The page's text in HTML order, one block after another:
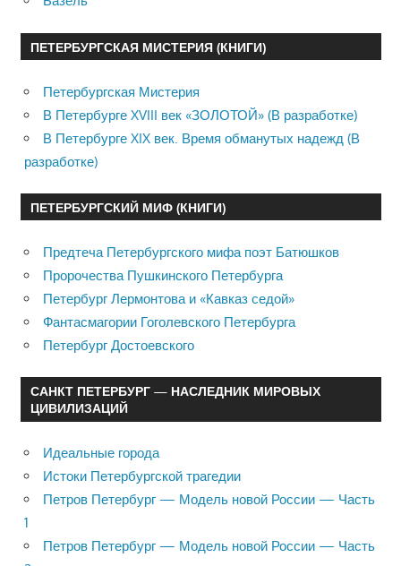
ПЕТЕРБУРГСКАЯ МИСТЕРИЯ (КНИГИ)
Петербургская Мистерия
В Петербурге XVIII век «ЗОЛОТОЙ» (В разработке)
В Петербурге XIX век. Время обманутых надежд (В
разработке)
ПЕТЕРБУРГСКИЙ МИФ (КНИГИ)
Предтеча Петербургского мифа поэт Батюшков
Пророчества Пушкинского Петербурга
Петербург Лермонтова и «Кавказ седой»
Фантасмагории Гоголевского Петербурга
Петербург Достоевского
САНКТ ПЕТЕРБУРГ — НАСЛЕДНИК МИРОВЫХ
ЦИВИЛИЗАЦИЙ
Идеальные города
Истоки Петербургской трагедии
Петров Петербург — Модель новой России — Часть
1
Петров Петербург — Модель новой России — Часть